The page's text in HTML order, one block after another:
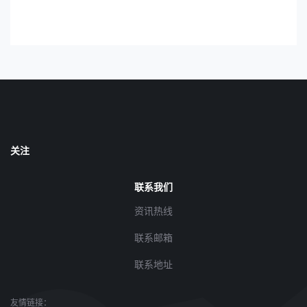
关注
联系我们
资讯热线
联系邮箱
联系地址
友情链接：